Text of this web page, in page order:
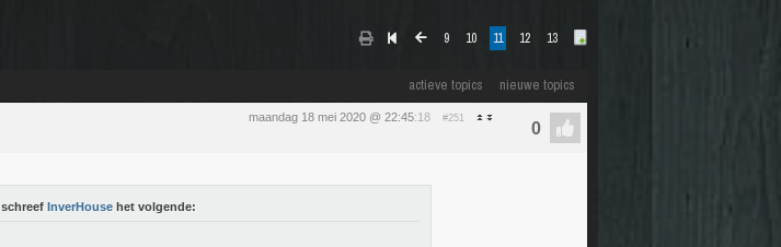
9 10 11 12 13
actieve topics nieuwe topics
maandag 18 mei 2020 @ 22:45:18 #251
schreef InverHouse het volgende: